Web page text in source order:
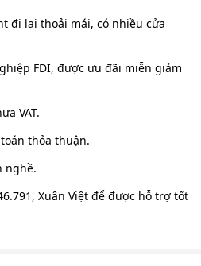
đi lại thoải mái, có nhiều cửa
FDI, được ưu đãi miễn giảm
VAT.
thỏa thuận.
nghề.
Xuân Việt để được hỗ trợ tốt